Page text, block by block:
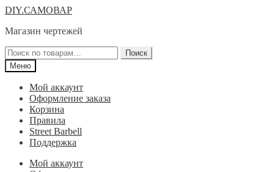
Перейти
навигации
Перейти
содержимому
DIY.САМОВАР
Магазин чертежей
Искать:
Поиск
Меню
Мой аккаунт
Оформление заказа
Корзина
Правила
Street Barbell
Поддержка
Мой аккаунт